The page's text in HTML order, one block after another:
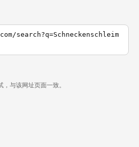
search?q=Schneckenschleim
与该网址页面一致。